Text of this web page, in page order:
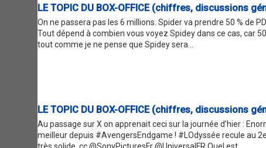
LE TOPIC DU BOX-OFFICE (chiffres, discussions
On ne passera pas les 6 millions. Spider va prendre 50 % de
Tout dépend à combien vous voyez Spidey dans ce cas, car
tout comme je ne pense que Spidey sera...
LE TOPIC DU BOX-OFFICE (chiffres, discussions
Au passage sur X on apprenait ceci sur la journée d’hier :
meilleur depuis #AvengersEndgame ! #LOdyssée recule au